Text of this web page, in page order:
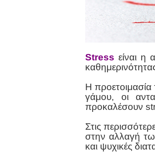
Stress είναι η
Η προετοιμασία
γάμου, οι
προκαλέσουν
Στις
στην αλλαγή
και ψυχικές